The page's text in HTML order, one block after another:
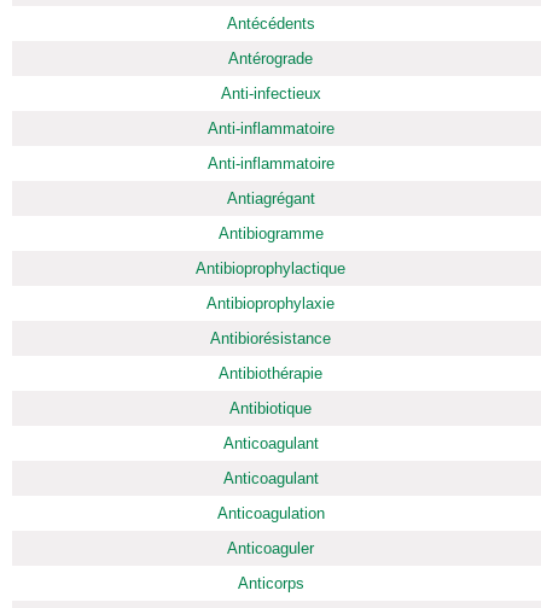
Antécédents
Antérograde
Anti-infectieux
Anti-inflammatoire
Anti-inflammatoire
Antiagrégant
Antibiogramme
Antibioprophylactique
Antibioprophylaxie
Antibiorésistance
Antibiothérapie
Antibiotique
Anticoagulant
Anticoagulant
Anticoagulation
Anticoaguler
Anticorps